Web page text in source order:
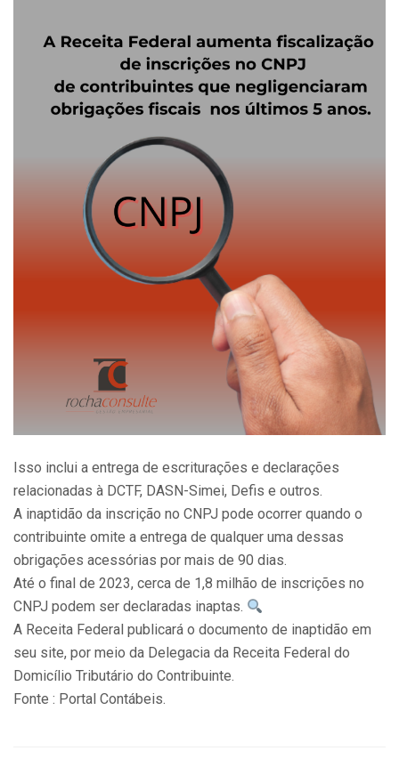
Isso inclui a entrega de escriturações e declarações
relacionadas à DCTF, DASN-Simei, Defis e outros.
A inaptidão da inscrição no CNPJ pode ocorrer quando o
contribuinte omite a entrega de qualquer uma dessas
obrigações acessórias por mais de 90 dias.
Até o final de 2023, cerca de 1,8 milhão de inscrições no
CNPJ podem ser declaradas inaptas.
A Receita Federal publicará o documento de inaptidão em
seu site, por meio da Delegacia da Receita Federal do
Domicílio Tributário do Contribuinte.
Fonte : Portal Contábeis.